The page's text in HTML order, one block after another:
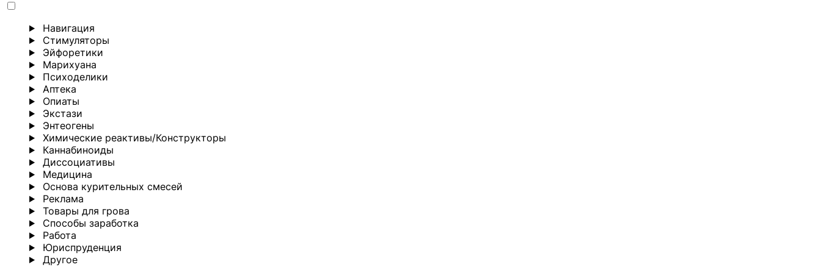
Навигация
Стимуляторы
Эйфоретики
Марихуана
Психоделики
Аптека
Опиаты
Экстази
Энтеогены
Химические реактивы/Конструкторы
Каннабиноиды
Диссоциативы
Медицина
Основа курительных смесей
Реклама
Товары для грова
Способы заработка
Работа
Юриспруденция
Другoе